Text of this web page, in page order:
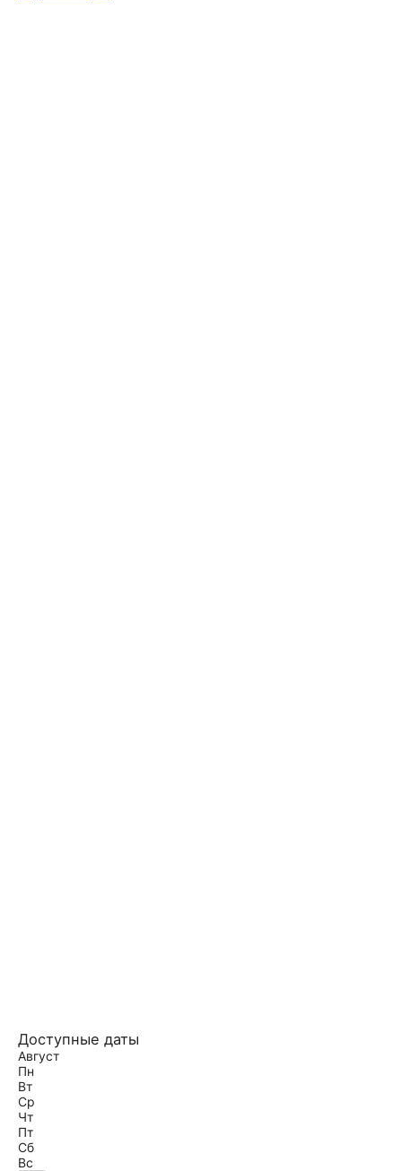
Доступные даты
Август
Пн
Вт
Ср
Чт
Пт
Сб
Вс